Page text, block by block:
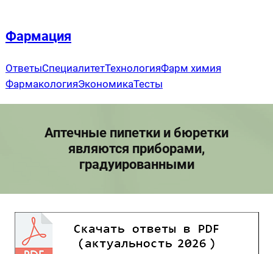
содержимому
Фармация
ОтветыСпециалитетТехнологияФарм химия
ФармакологияЭкономикаТесты
Аптечные пипетки и бюретки
являются приборами,
градуированными